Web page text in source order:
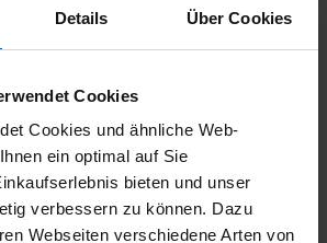
Details Über Cookies
Cookies
Cookies und ähnliche Web-
ein optimal auf Sie
bieten und unser
verbessern zu können. Dazu
Webseiten verschiedene Arten von